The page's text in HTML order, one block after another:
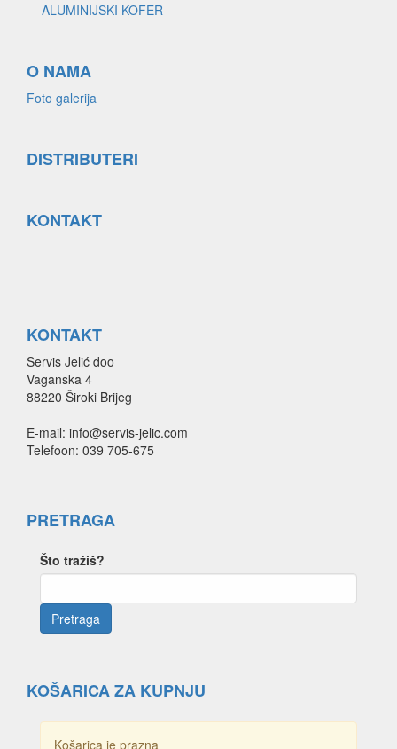
ALUMINIJSKI KOFER
O NAMA
Foto galerija
DISTRIBUTERI
KONTAKT
KONTAKT
Servis Jelić doo
Vaganska 4
88220 Široki Brijeg
E-mail: info@servis-jelic.com
Telefoon: 039 705-675
PRETRAGA
Što tražiš?
KOŠARICA ZA KUPNJU
Košarica je prazna